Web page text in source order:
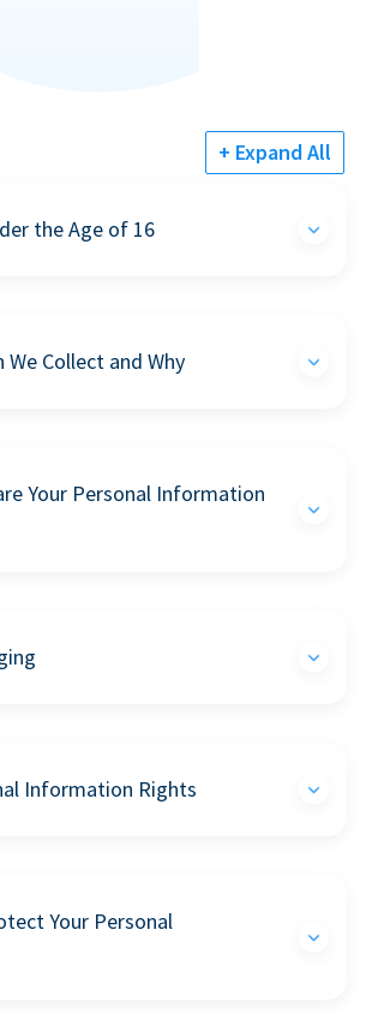
+ Expand All
the Age of 16
Collect and Why
Your Personal Information
Information Rights
Your Personal